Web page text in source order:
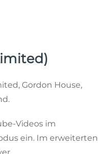
Gordon House,
Videos im
ein. Im erweiterten